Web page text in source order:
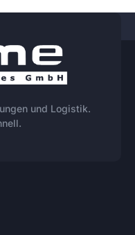
und Logistik.